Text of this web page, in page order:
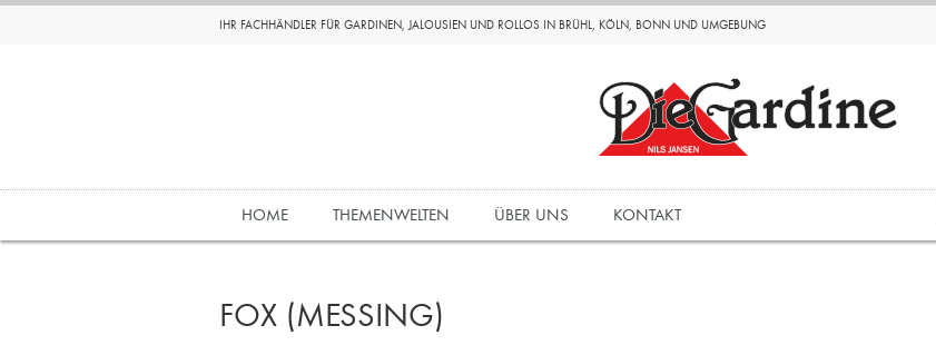
IHR FACHHÄNDLER FÜR GARDINEN, JALOUSIEN UND ROLLOS IN BRÜHL, KÖLN, BONN UND UMGEBUNG
HOME THEMENWELTEN ÜBER UNS KONTAKT
FOX (MESSING)